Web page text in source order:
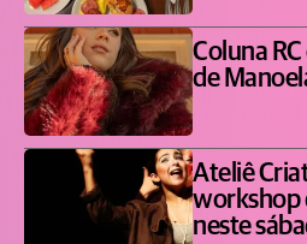
Coluna
de
Ateliê
workshop
neste